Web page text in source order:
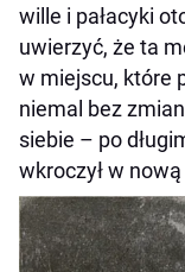
wille i pałacyki
uwierzyć, że ta
w miejscu, które
niemal bez
siebie – po
wkroczył w